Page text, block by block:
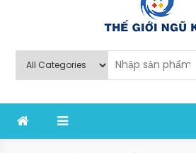
Thế Giới Ngũ Kim
nghiệp sản xuất